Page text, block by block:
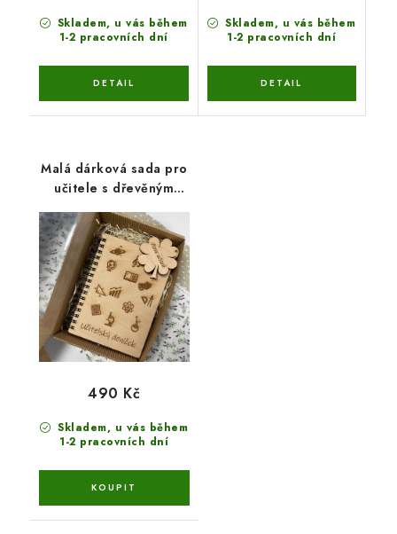
Skladem, u vás během
1-2 pracovních dní
Skladem, u vás během
1-2 pracovních dní
Malá dárková sada pro
učitele s dřevěným
Skladem, u vás během
1-2 pracovních dní
490 Kč